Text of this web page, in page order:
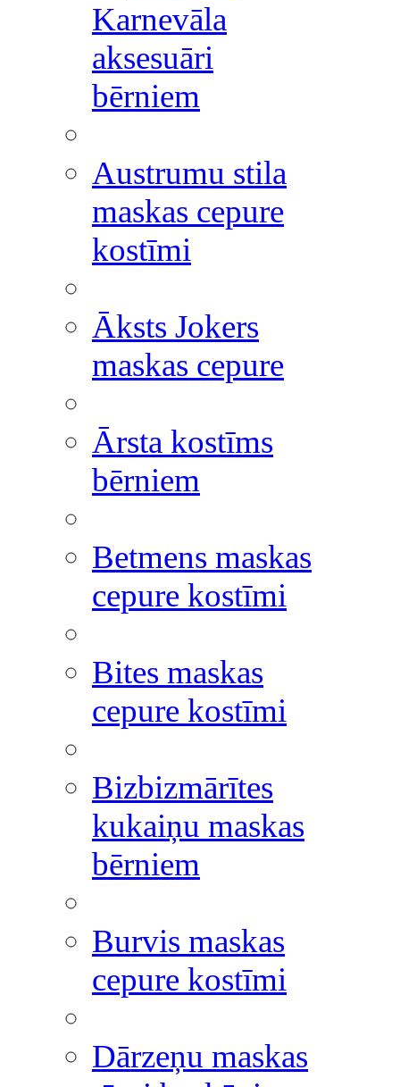
Karnevāla
aksesuāri
bērniem
Austrumu stila
maskas cepure
kostīmi
Āksts Jokers
maskas cepure
Ārsta kostīms
bērniem
Betmens maskas
cepure kostīmi
Bites maskas
cepure kostīmi
Bizbizmārītes
kukaiņu maskas
bērniem
Burvis maskas
cepure kostīmi
Dārzeņu maskas